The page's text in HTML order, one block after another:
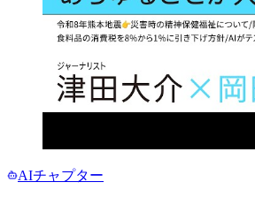
AIチャプター